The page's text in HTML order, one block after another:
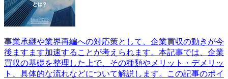
事業承継や業界再編への対応策として、企業買収の動きが今
後ますます加速することが考えられます。本記事では、企業
買収の基礎を整理した上で、その種類やメリット・デメリッ
ト、具体的な流れなどについて解説します。この記事のポイ